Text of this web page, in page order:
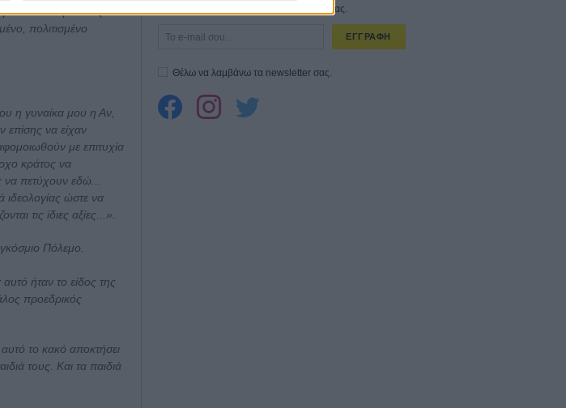
Τον αντιμετώπιζαν
πολιτισμένο
η γυναίκα μου η Αν,
επίσης να είχαν
με επιτυχία
κράτος να
να πετύχουν εδώ...
ιδεολογίας ώστε να
τις ίδιες αξίες...».
Πόλεμο.
ήταν το είδος της
προεδρικός
το κακό αποκτήσει
τους. Και τα παιδιά
Εγγράψου στο εβδομαδιαίο newsletter μας.
ΕΓΓΡΑΦΗ
Θέλω να λαμβάνω τα newsletter σας.